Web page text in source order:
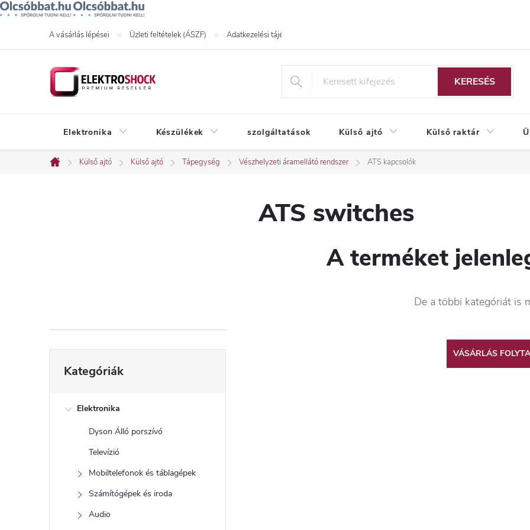
A vásárlás lépései Üzleti feltételek (ÁSZF) Adatkezelési tájékoztató
KERESÉS
Elektronika Készülékek szolgáltatások Külső ajtó Külső raktár
Kezdőlap
Külső ajtó Külső ajtó Tápegység Vészhelyzeti áramellátó rendszer ATS kapcsolók
l
sátugrása
Kategóriák
Elektronika
Dyson Álló porszívó
Televízió
Mobiltelefonok és táblagépek
Számítógépek és iroda
Audio
ATS switches
A terméket
De a többi kategóriát is
VÁSÁRLÁS